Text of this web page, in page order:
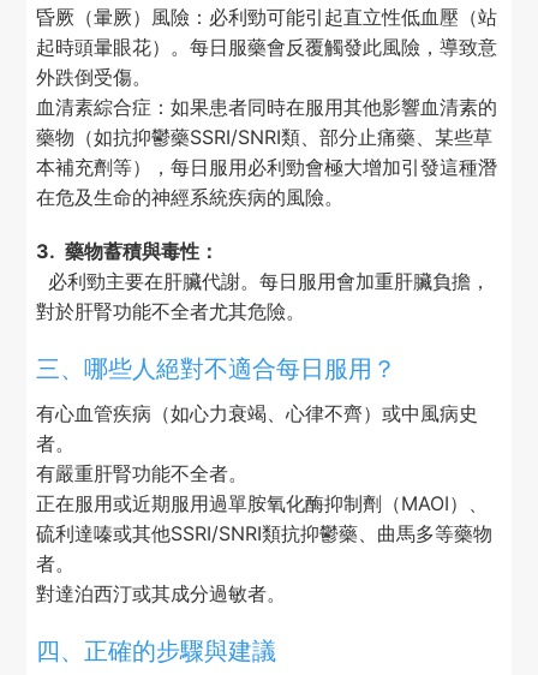
昏厥（暈厥）風險：必利勁可能引起直立性低血壓（站
起時頭暈眼花）。每日服藥會反覆觸發此風險，導致意
外跌倒受傷。
血清素綜合症：如果患者同時在服用其他影響血清素的
藥物（如抗抑鬱藥SSRI/SNRI類、部分止痛藥、某些草
本補充劑等），每日服用必利勁會極大增加引發這種潛
在危及生命的神經系統疾病的風險。
3. 藥物蓄積與毒性：
必利勁主要在肝臟代謝。每日服用會加重肝臟負擔，
對於肝腎功能不全者尤其危險。
三、哪些人絕對不適合每日服用？
有心血管疾病（如心力衰竭、心律不齊）或中風病史
者。
有嚴重肝腎功能不全者。
正在服用或近期服用過單胺氧化酶抑制劑（MAOI）、
硫利達嗪或其他SSRI/SNRI類抗抑鬱藥、曲馬多等藥物
者。
對達泊西汀或其成分過敏者。
四、正確的步驟與建議